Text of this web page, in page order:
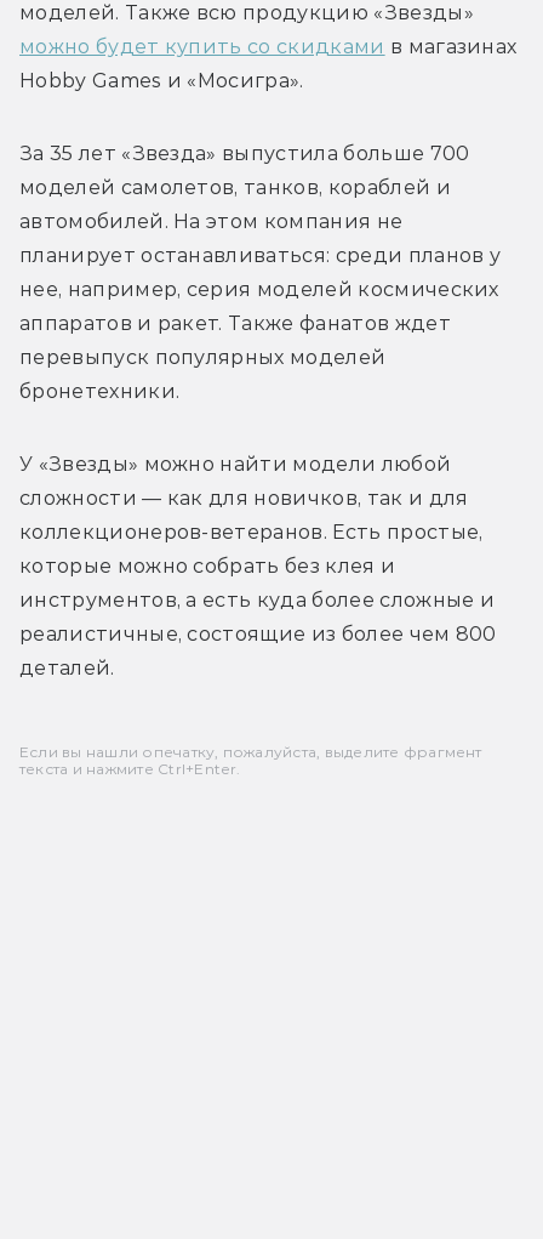
можно будет купить со скидками в магазинах
Hobby Games и «Мосигра».
За 35 лет «Звезда» выпустила больше 700
моделей самолетов, танков, кораблей и
автомобилей. На этом компания не
планирует останавливаться: среди планов у
нее, например, серия моделей космических
аппаратов и ракет. Также фанатов ждет
перевыпуск популярных моделей
бронетехники.
У «Звезды» можно найти модели любой
сложности — как для новичков, так и для
коллекционеров-ветеранов. Есть простые,
которые можно собрать без клея и
инструментов, а есть куда более сложные и
реалистичные, состоящие из более чем 800
деталей.
Если вы нашли опечатку, пожалуйста, выделите фрагмент
текста и нажмите Ctrl+Enter.